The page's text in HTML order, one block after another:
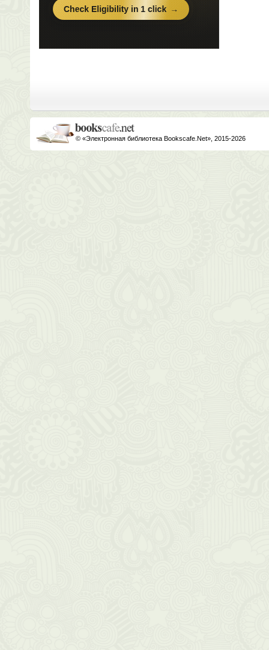
© «Электронная библиотека Bookscafe.Net», 2015-2026